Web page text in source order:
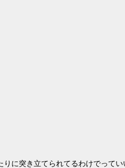
に突き立てられてるわけでって